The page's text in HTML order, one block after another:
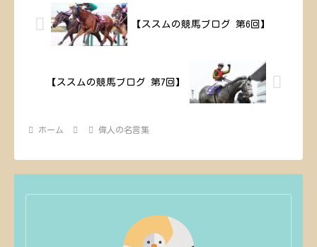
【ススムの競馬ブログ 第6回】
【ススムの競馬ブログ 第7回】
ホーム 偉人の名言集